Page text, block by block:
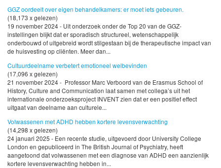
GGZ oordeelt over eigen behandelkamers: er moet iets gebeuren.
(18,173 x gelezen)
19 november 2024 - Uit onderzoek onder de Top 20 van de GGZ-
instellingen blijkt dat er sporadisch structureel, wetenschappelijk
onderbouwd of uitgebreid wordt stilgestaan bij de therapeutische impact van
de huisvesting op cliënten. Meer dan...
Cultuurdeelname verbetert emotioneel welbevinden
(17,096 x gelezen)
21 november 2024 - Professor Marc Verboord van de Erasmus School of
History, Culture and Communication laat samen met collega’s uit het
internationale onderzoeksproject INVENT zien dat er een positief effect
uitgaat van deelname aan culturele...
Volwassenen met ADHD hebben kortere levensverwachting
(14,298 x gelezen)
24 januari 2025 - Een recente studie, uitgevoerd door University College
London en gepubliceerd in The British Journal of Psychiatry, heeft
aangetoond dat volwassenen met een diagnose van ADHD een aanzienlijk
kortere levensverwachting hebben in...